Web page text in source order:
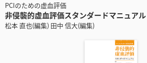
PCIのための虚血評価
非侵襲的虚血評価スタンダードマニュアル
松本 直也(編集) 田中 信大(編集)